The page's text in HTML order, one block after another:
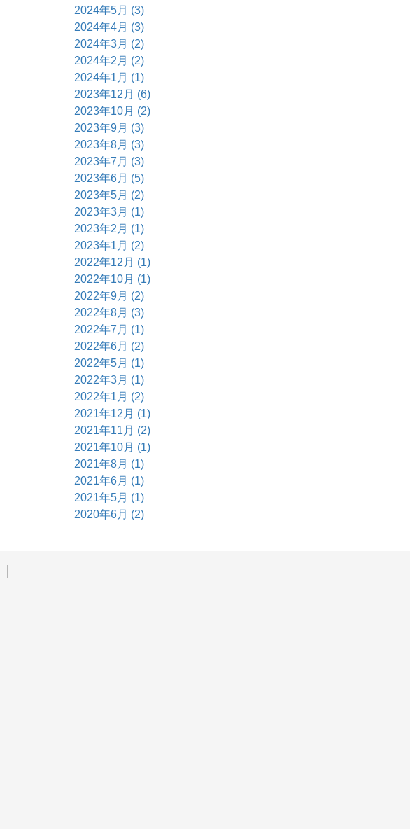
2024年5月 (3)
2024年4月 (3)
2024年3月 (2)
2024年2月 (2)
2024年1月 (1)
2023年12月 (6)
2023年10月 (2)
2023年9月 (3)
2023年8月 (3)
2023年7月 (3)
2023年6月 (5)
2023年5月 (2)
2023年3月 (1)
2023年2月 (1)
2023年1月 (2)
2022年12月 (1)
2022年10月 (1)
2022年9月 (2)
2022年8月 (3)
2022年7月 (1)
2022年6月 (2)
2022年5月 (1)
2022年3月 (1)
2022年1月 (2)
2021年12月 (1)
2021年11月 (2)
2021年10月 (1)
2021年8月 (1)
2021年6月 (1)
2021年5月 (1)
2020年6月 (2)